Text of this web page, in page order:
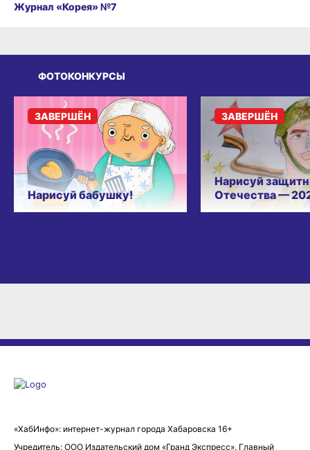
Журнал «Корея» №7
ФОТОКОНКУРСЫ
Нарисуй бабушку!
ЗАВЕРШЁН
Нарисуй
Отечества —
ЗАВЕРШЁН
«ХабИнфо»: интернет-журнал города Хабаровска 16+
Учредитель: ООО Издательский дом «Гранд Экспресс». Главный